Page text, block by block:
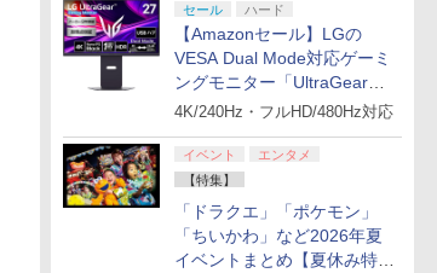
セール ハード
【Amazonセール】LGの
VESA Dual Mode対応ゲーミ
ングモニター「UltraGear
27G850A-B」がお買い得！
4K/240Hz・フルHD/480Hz対応
イベント
エンタメ
【特集】
「ドラクエ」「ポケモン」
「ちいかわ」など2026年夏
イベントまとめ【夏休み特